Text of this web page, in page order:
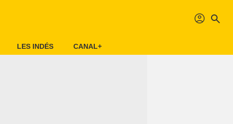
profil search
LES INDÉS CANAL+